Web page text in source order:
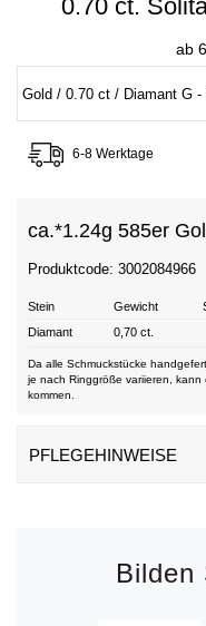
0.70 ct.
ab
6-8 Werktage
ca.*1.24g 585er
Produktcode: 3002084966
Stein Gewicht
Diamant
0,70 ct.
Da alle Schmuckstücke
je nach Ringgröße variieren,
kommen.
PFLEGEHINWEISE
Bilden